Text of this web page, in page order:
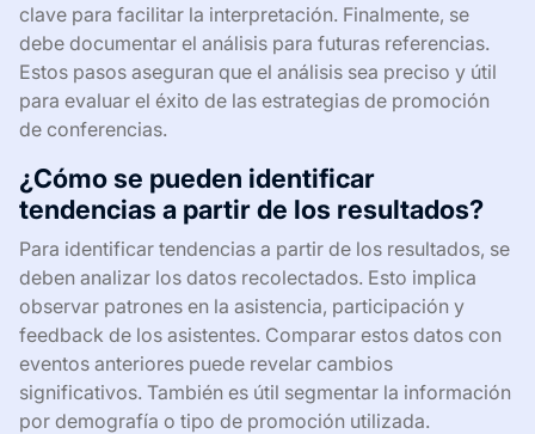
clave para facilitar la interpretación. Finalmente, se
debe documentar el análisis para futuras referencias.
Estos pasos aseguran que el análisis sea preciso y útil
para evaluar el éxito de las estrategias de promoción
de conferencias.
¿Cómo se pueden identificar
tendencias a partir de los resultados?
Para identificar tendencias a partir de los resultados, se
deben analizar los datos recolectados. Esto implica
observar patrones en la asistencia, participación y
feedback de los asistentes. Comparar estos datos con
eventos anteriores puede revelar cambios
significativos. También es útil segmentar la información
por demografía o tipo de promoción utilizada.